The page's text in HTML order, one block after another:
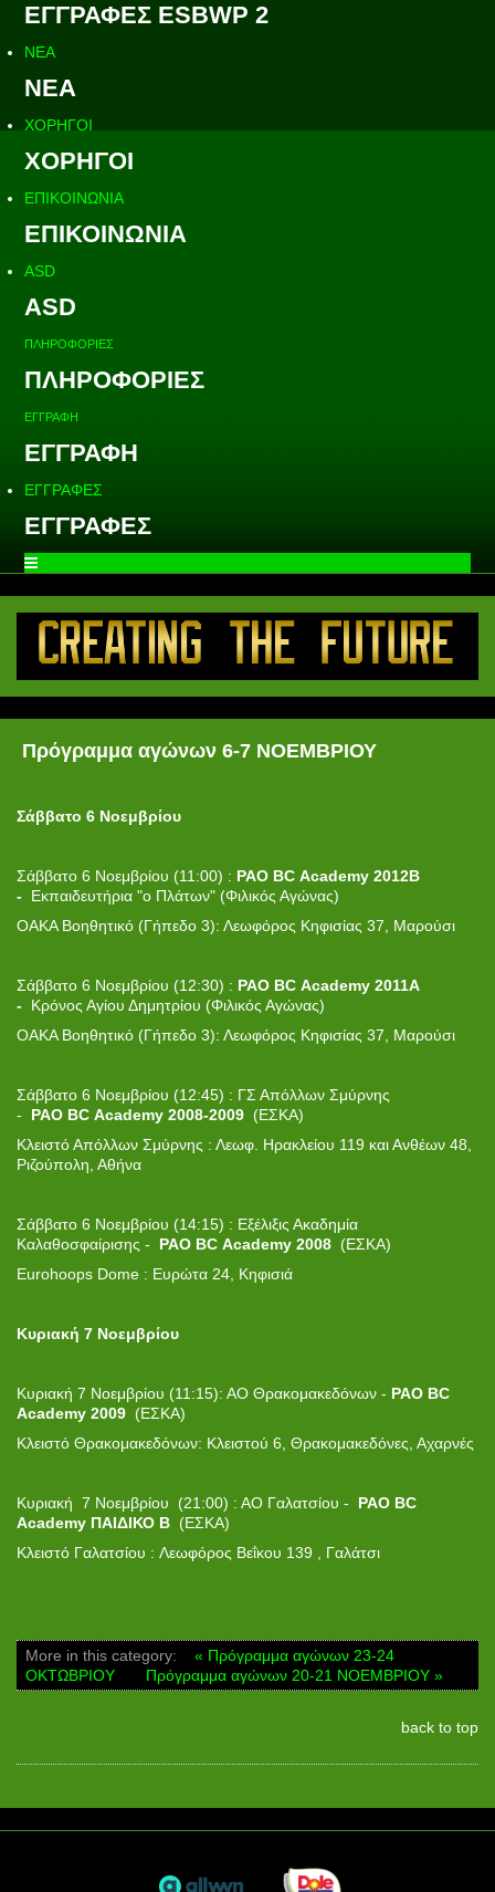
ΕΓΓΡΑΦΕΣ ESBWP 2
ΝΕΑ
ΝΕΑ
ΧΟΡΗΓΟΙ
ΧΟΡΗΓΟΙ
ΕΠΙΚΟΙΝΩΝΙΑ
ΕΠΙΚΟΙΝΩΝΙΑ
ASD
ASD
ΠΛΗΡΟΦΟΡΙΕΣ
ΠΛΗΡΟΦΟΡΙΕΣ
ΕΓΓΡΑΦΗ
ΕΓΓΡΑΦΗ
ΕΓΓΡΑΦΕΣ
ΕΓΓΡΑΦΕΣ
Πρόγραμμα αγώνων 6-7 ΝΟΕΜΒΡΙΟΥ
Σάββατο 6 Νοεμβρίου
Σάββατο 6 Νοεμβρίου (11:00) : PAO BC Academy 2012Β
- Εκπαιδευτήρια "ο Πλάτων" (Φιλικός Αγώνας)
ΟΑΚΑ Βοηθητικό (Γήπεδο 3): Λεωφόρος Κηφισίας 37, Μαρούσι
Σάββατο 6 Νοεμβρίου (12:30) : PAO BC Academy 2011Α
- Κρόνος Αγίου Δημητρίου (Φιλικός Αγώνας)
ΟΑΚΑ Βοηθητικό (Γήπεδο 3): Λεωφόρος Κηφισίας 37, Μαρούσι
Σάββατο 6 Νοεμβρίου (12:45) : ΓΣ Απόλλων Σμύρνης
- PAO BC Academy 2008-2009 (ΕΣΚΑ)
Κλειστό Απόλλων Σμύρνης : Λεωφ. Ηρακλείου 119 και Ανθέων 48,
Ριζούπολη, Αθήνα
Σάββατο 6 Νοεμβρίου (14:15) : Εξέλιξις Ακαδημία
Καλαθοσφαίρισης - PAO BC Academy 2008 (ΕΣΚΑ)
Eurohoops Dome : Ευρώτα 24, Κηφισιά
Κυριακή 7 Νοεμβρίου
Κυριακή 7 Νοεμβρίου (11:15): ΑΟ Θρακομακεδόνων - PAO BC
Academy 2009 (ΕΣΚΑ)
Κλειστό Θρακομακεδόνων: Κλειστού 6, Θρακομακεδόνες, Αχαρνές
Κυριακή 7 Νοεμβρίου (21:00) : ΑΟ Γαλατσίου - PAO BC
Academy ΠΑΙΔΙΚΟ Β (ΕΣΚΑ)
Κλειστό Γαλατσίου : Λεωφόρος Βεΐκου 139 , Γαλάτσι
More in this category:
« Πρόγραμμα αγώνων 23-24
ΟΚΤΩΒΡΙΟΥ
Πρόγραμμα αγώνων 20-21 ΝΟΕΜΒΡΙΟΥ »
back to top